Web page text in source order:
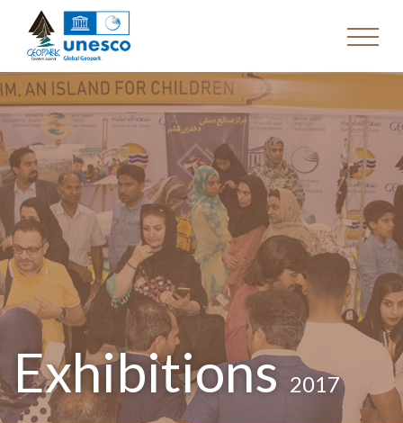
Exhibitions2017